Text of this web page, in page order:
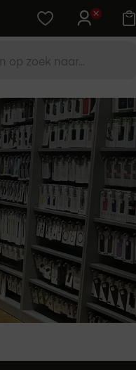
Training cadeau bij Apple-device